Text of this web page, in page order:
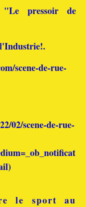
"Le pressoir de
.
scene-de-rue-
02/scene-de-rue-
)
le sport au